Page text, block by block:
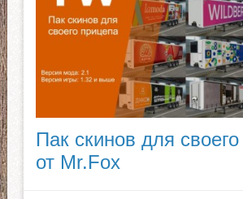
Пак скинов для
от Mr.Fox